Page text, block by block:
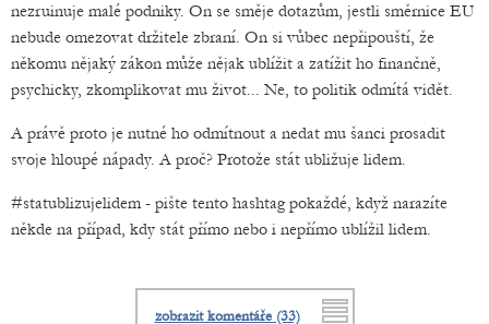
nezruinuje malé podniky. On se směje dotazům, jestli směrnice EU
nebude omezovat držitele zbraní. On si vůbec nepřipouští, že
někomu nějaký zákon může nějak ublížit a zatížit ho finančně,
psychicky, zkomplikovat mu život... Ne, to politik odmítá vidět.
A právě proto je nutné ho odmítnout a nedat mu šanci prosadit
svoje hloupé nápady. A proč? Protože stát ubližuje lidem.
#statublizujelidem - pište tento hashtag pokaždé, když narazíte
někde na případ, kdy stát přímo nebo i nepřímo ublížil lidem.
zobrazit komentáře (33)